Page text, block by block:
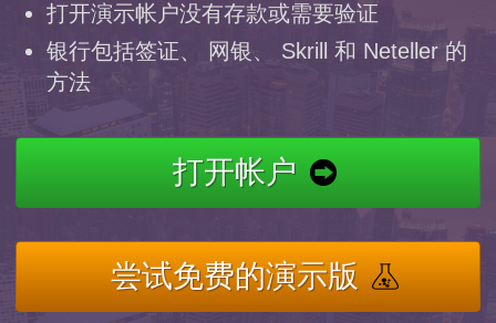
打开演示帐户没有存款或需要验证
银行包括签证、 网银、 Skrill 和 Neteller 的
方法
打开帐户
尝试免费的演示版